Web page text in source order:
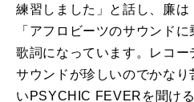
練習しました」と話し、廉
「アフロビーツのサウンド
歌詞になっています。レコー
サウンドが珍しいのでかなり
いPSYCHIC FEVERを聞け